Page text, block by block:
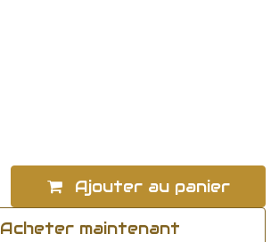
Ajouter au panier
Acheter maintenant